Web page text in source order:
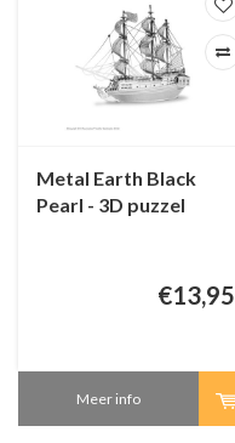
Metal Earth Black
Pearl - 3D puzzel
€13,95
Meer info